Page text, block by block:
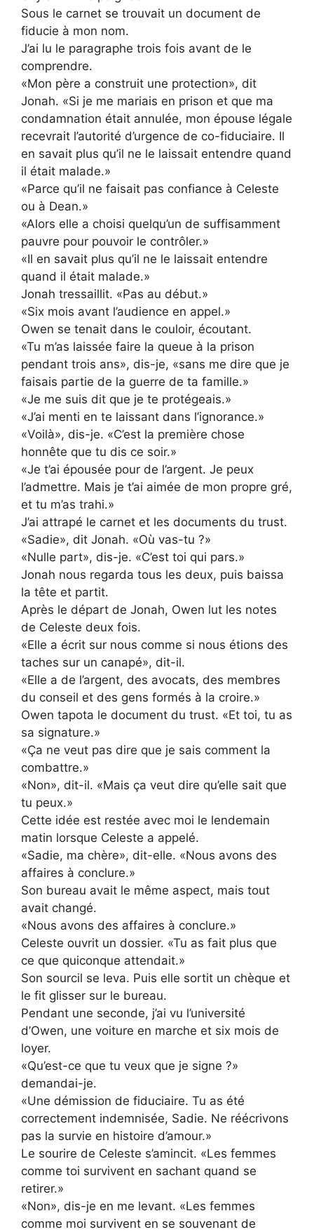
Sous le carnet se trouvait un document de
fiducie à mon nom.
J’ai lu le paragraphe trois fois avant de le
comprendre.
«Mon père a construit une protection», dit
Jonah. «Si je me mariais en prison et que ma
condamnation était annulée, mon épouse légale
recevrait l’autorité d’urgence de co-fiduciaire. Il
en savait plus qu’il ne le laissait entendre quand
il était malade.»
«Parce qu’il ne faisait pas confiance à Celeste
ou à Dean.»
«Alors elle a choisi quelqu’un de suffisamment
pauvre pour pouvoir le contrôler.»
«Il en savait plus qu’il ne le laissait entendre
quand il était malade.»
Jonah tressaillit. «Pas au début.»
«Six mois avant l’audience en appel.»
Owen se tenait dans le couloir, écoutant.
«Tu m’as laissée faire la queue à la prison
pendant trois ans», dis-je, «sans me dire que je
faisais partie de la guerre de ta famille.»
«Je me suis dit que je te protégeais.»
«J’ai menti en te laissant dans l’ignorance.»
«Voilà», dis-je. «C’est la première chose
honnête que tu dis ce soir.»
«Je t’ai épousée pour de l’argent. Je peux
l’admettre. Mais je t’ai aimée de mon propre gré,
et tu m’as trahi.»
J’ai attrapé le carnet et les documents du trust.
«Sadie», dit Jonah. «Où vas-tu ?»
«Nulle part», dis-je. «C’est toi qui pars.»
Jonah nous regarda tous les deux, puis baissa
la tête et partit.
Après le départ de Jonah, Owen lut les notes
de Celeste deux fois.
«Elle a écrit sur nous comme si nous étions des
taches sur un canapé», dit-il.
«Elle a de l’argent, des avocats, des membres
du conseil et des gens formés à la croire.»
Owen tapota le document du trust. «Et toi, tu as
sa signature.»
«Ça ne veut pas dire que je sais comment la
combattre.»
«Non», dit-il. «Mais ça veut dire qu’elle sait que
tu peux.»
Cette idée est restée avec moi le lendemain
matin lorsque Celeste a appelé.
«Sadie, ma chère», dit-elle. «Nous avons des
affaires à conclure.»
Son bureau avait le même aspect, mais tout
avait changé.
«Nous avons des affaires à conclure.»
Celeste ouvrit un dossier. «Tu as fait plus que
ce que quiconque attendait.»
Son sourcil se leva. Puis elle sortit un chèque et
le fit glisser sur le bureau.
Pendant une seconde, j’ai vu l’université
d’Owen, une voiture en marche et six mois de
loyer.
«Qu’est-ce que tu veux que je signe ?»
demandai-je.
«Une démission de fiduciaire. Tu as été
correctement indemnisée, Sadie. Ne réécrivons
pas la survie en histoire d’amour.»
Le sourire de Celeste s’amincit. «Les femmes
comme toi survivent en sachant quand se
retirer.»
«Non», dis-je en me levant. «Les femmes
comme moi survivent en se souvenant de